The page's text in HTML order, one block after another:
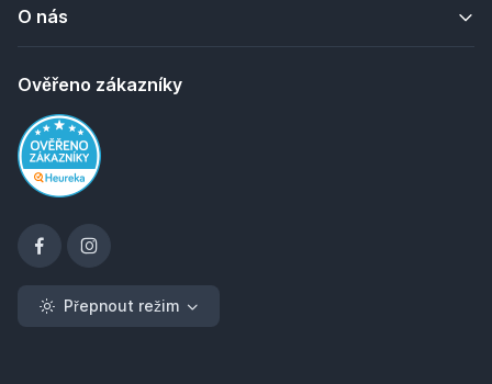
O nás
Ověřeno zákazníky
Přepnout režim